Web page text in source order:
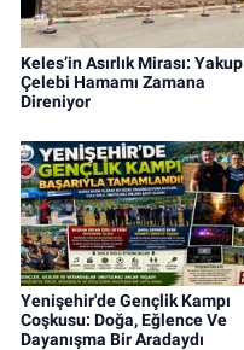
Keles’in Asırlık Mirası: Yakup
Çelebi Hamamı Zamana
Direniyor
Yenişehir'de Gençlik Kampı
Coşkusu: Doğa, Eğlence Ve
Dayanışma Bir Aradaydı